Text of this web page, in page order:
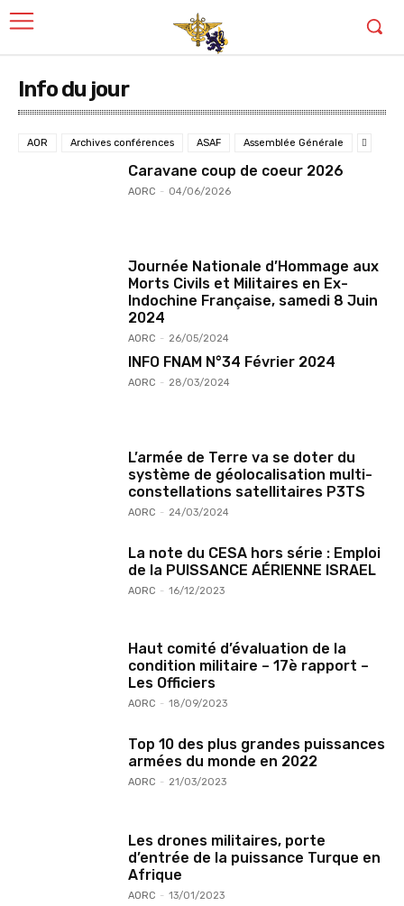
Info du jour
AOR Archives conférences ASAF Assemblée Générale
Caravane coup de coeur 2026
AORC - 04/06/2026
Journée Nationale d’Hommage aux
Morts Civils et Militaires en Ex-
Indochine Française, samedi 8 Juin
2024
AORC - 26/05/2024
INFO FNAM N°34 Février 2024
AORC - 28/03/2024
L’armée de Terre va se doter du
système de géolocalisation multi-
constellations satellitaires P3TS
AORC - 24/03/2024
La note du CESA hors série : Emploi
de la PUISSANCE AÉRIENNE ISRAEL
AORC - 16/12/2023
Haut comité d’évaluation de la
condition militaire – 17è rapport –
Les Officiers
AORC - 18/09/2023
Top 10 des plus grandes puissances
armées du monde en 2022
AORC - 21/03/2023
Les drones militaires, porte
d’entrée de la puissance Turque en
Afrique
AORC - 13/01/2023